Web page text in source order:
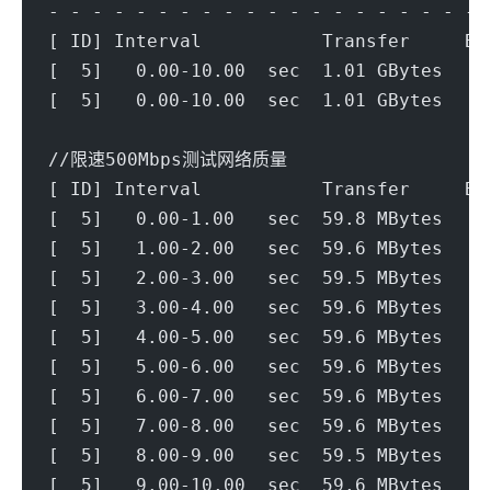
- - - - - - - - - - - - - - - - - - - -
[ ID] Interval           Transfer
[  5]   0.00-10.00  sec  1.01 GBytes
[  5]   0.00-10.00  sec  1.01 GBytes
//限速500Mbps测试网络质量
[ ID] Interval           Transfer
[  5]   0.00-1.00   sec  59.8
[  5]   1.00-2.00   sec  59.6 MBytes
[  5]   2.00-3.00   sec  59.5
[  5]   3.00-4.00   sec  59.6
[  5]   4.00-5.00   sec  59.6
[  5]   5.00-6.00   sec  59.6
[  5]   6.00-7.00   sec  59.6
[  5]   7.00-8.00   sec  59.6 MBytes
[  5]   8.00-9.00   sec  59.5
[  5]   9.00-10.00  sec  59.6